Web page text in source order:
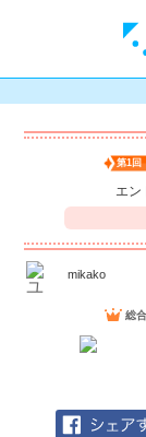
第1回
エン
mikako
総